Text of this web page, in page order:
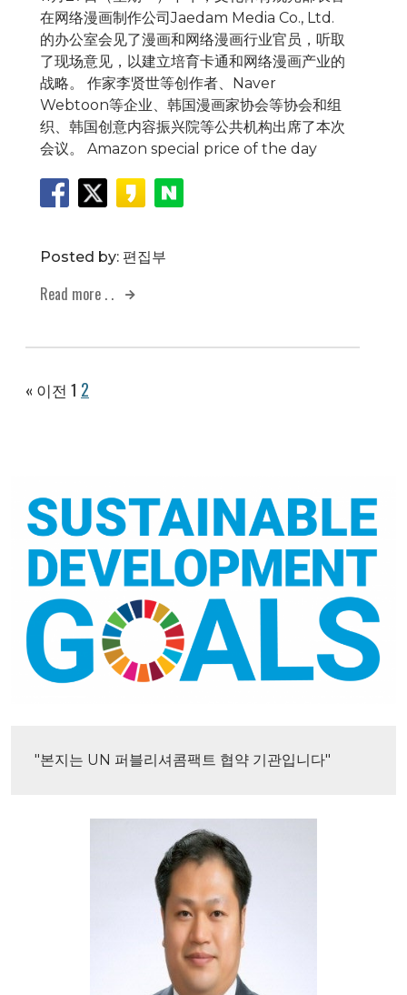
在网络漫画制作公司Jaedam Media Co., Ltd.
的办公室会见了漫画和网络漫画行业官员，听取
了现场意见，以建立培育卡通和网络漫画产业的
战略。 作家李贤世等创作者、Naver
Webtoon等企业、韩国漫画家协会等协会和组
织、韩国创意内容振兴院等公共机构出席了本次
会议。 Amazon special price of the day
Posted by: 편집부
Read more . .
« 이전 1 2
"본지는 UN 퍼블리셔콤팩트 협약 기관입니다"